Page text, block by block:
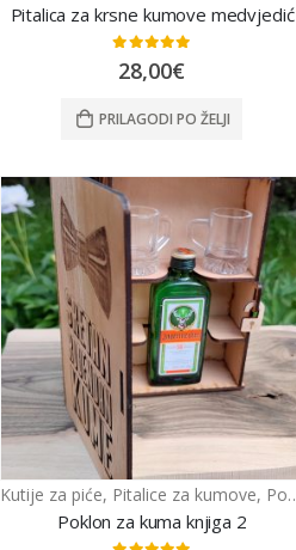
Pitalica za krsne kumove medvjedić
0out of 5
28,00€
PRILAGODI PO ŽELJI
Kutije za piće, Pitalice za kumove, Pokloni za rođendan
Poklon za kuma knjiga 2